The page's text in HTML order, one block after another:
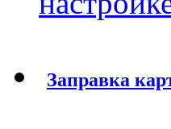
Заправка